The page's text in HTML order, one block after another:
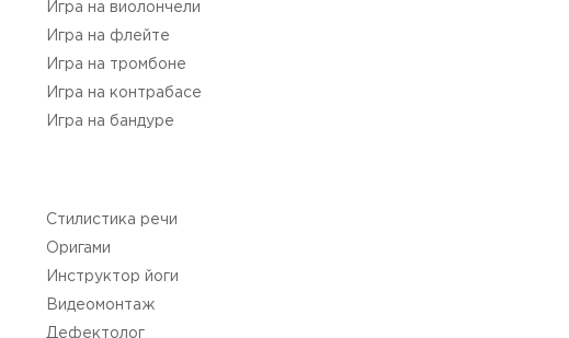
Игра на виолончели
Игра на флейте
Игра на тромбоне
Игра на контрабасе
Игра на бандуре
Стилистика речи
Оригами
Инструктор йоги
Видеомонтаж
Дефектолог